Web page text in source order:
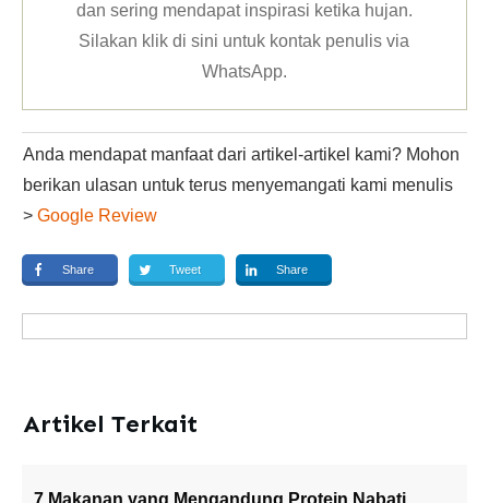
dan sering mendapat inspirasi ketika hujan.
Silakan klikdi sini untuk kontak penulis via
WhatsApp.
Anda mendapat manfaat dari artikel-artikel kami? Mohon
berikan ulasan untuk terus menyemangati kami menulis
> Google Review
Share Tweet Share
Artikel Terkait
7 Makanan yang Mengandung Protein Nabati,